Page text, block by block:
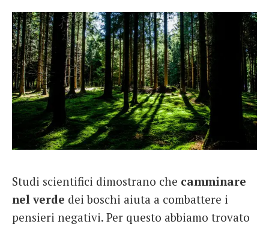
Studi scientifici dimostrano che camminare
nel verde dei boschi aiuta a combattere i
pensieri negativi. Per questo abbiamo trovato